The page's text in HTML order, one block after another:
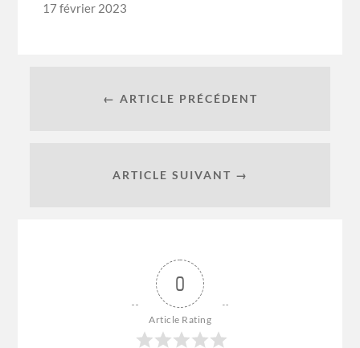
17 février 2023
← ARTICLE PRÉCÉDENT
ARTICLE SUIVANT →
0
Article Rating